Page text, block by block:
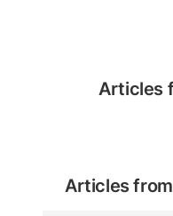
Articles
Articles from